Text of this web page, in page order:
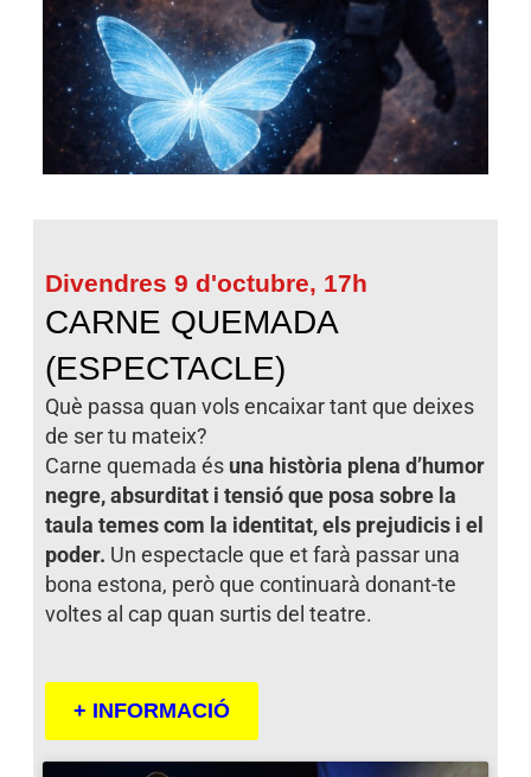
Divendres 9 d'octubre, 17h
CARNE QUEMADA
(ESPECTACLE)
Què passa quan vols encaixar tant que deixes
de ser tu mateix?
Carne quemada és una història plena d’humor
negre, absurditat i tensió que posa sobre la
taula temes com la identitat, els prejudicis i el
poder. Un espectacle que et farà passar una
bona estona, però que continuarà donant-te
voltes al cap quan surtis del teatre.
+ INFORMACIÓ